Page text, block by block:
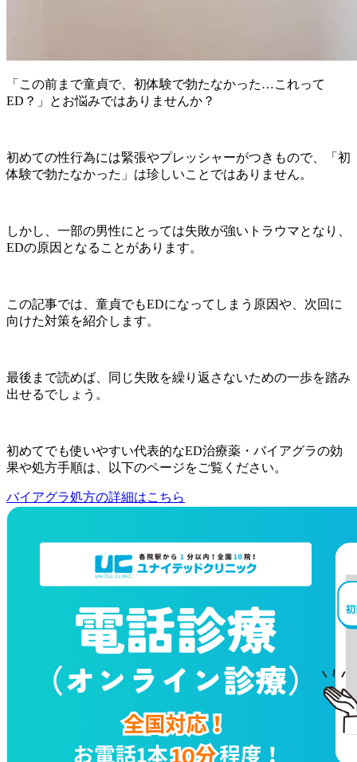
「この前まで童貞で、初体験で勃たなかった…これって
ED？」とお悩みではありませんか？
初めての性行為には緊張やプレッシャーがつきもので、「初
体験で勃たなかった」は珍しいことではありません。
しかし、一部の男性にとっては失敗が強いトラウマとなり、
EDの原因となることがあります。
この記事では、童貞でもEDになってしまう原因や、次回に
向けた対策を紹介します。
最後まで読めば、同じ失敗を繰り返さないための一歩を踏み
出せるでしょう。
初めてでも使いやすい代表的なED治療薬・バイアグラの効
果や処方手順は、以下のページをご覧ください。
バイアグラ処方の詳細はこちら